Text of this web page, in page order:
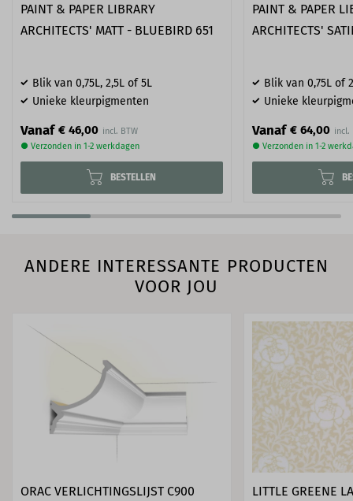
PAINT & PAPER LIBRARY
ARCHITECTS' MATT - BLUEBIRD 651
Blik van 0,75L, 2,5L of 5L
Unieke kleurpigmenten
Vanaf € 46,00
● Verzonden in 1-2 werkdagen
BESTELLEN
PAINT & PAPER
ARCHITECTS'
Blik van 0,75L of
Unieke
Vanaf € 64,00
● Verzonden in 1-2
ANDERE INTERESSANTE PRODUCTEN
VOOR JOU
ORAC VERLICHTINGSLIJST C900
LITTLE GREENE